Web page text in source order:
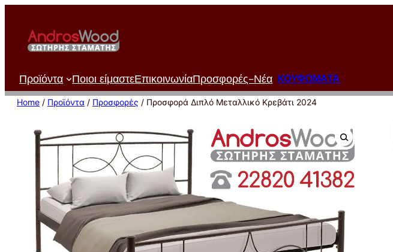
περιεχόμενο
Προϊόντα Ποιοι είμαστεΕπικοινωνίαΠροσφορές-Νέα ΚΟΥΦΩΜΑΤΑ
Home / Προϊόντα / Προσφορές / Προσφορά Διπλό Μεταλλικό Κρεβάτι 2024